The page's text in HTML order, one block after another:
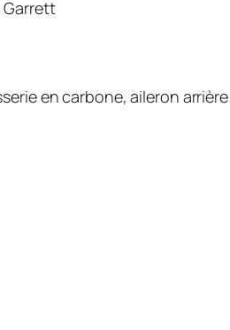
Garrett
en carbone, aileron arrière